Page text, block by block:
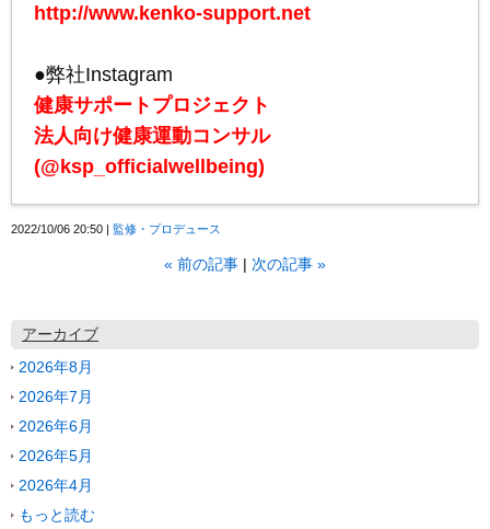
http://www.kenko-support.net
●弊社Instagram
健康サポートプロジェクト
法人向け健康運動コンサル
(@ksp_officialwellbeing)
2022/10/06 20:50 監修・プロデュース
« 前の記事 次の記事 »
アーカイブ
2026年8月
2026年7月
2026年6月
2026年5月
2026年4月
もっと読む